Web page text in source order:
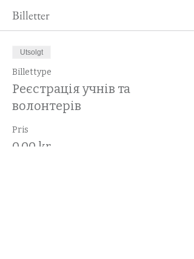
Billetter
Utsolgt
Billettype
Реєстрація учнів та
волонтерів
Pris
0,00 kr